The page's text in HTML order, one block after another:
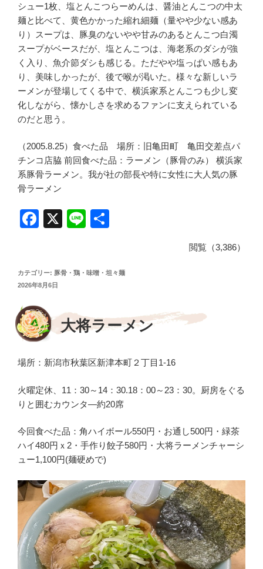
シュー1枚、塩とんこつらーめんは、醤油とんこつの中太
麺と比べて、黄色かかった縮れ細麺（量やや少ない感あ
り）スープは、豚臭のないやや甘みのあるとんこつ白濁
スープがベースだが、塩とんこつは、海老系のダシが強
く入り、魚介節ダシも感じる。ただやや塩っぱい感もあ
り、美味しかったが、後で喉が渇いた。様々な新しいラ
ーメンが登場してくる中で、横浜家系とんこつも少し変
化しながら、懐かしさを求めるファンに支えられている
のだと思う。
（2005.8.25）食べた品 場所：旧亀田町 亀田交差点パ
チンコ店脇 前回食べた品：ラーメン（豚骨のみ） 横浜家
系豚骨ラーメン。我が社の部長や特に女性に大人気の豚
骨ラーメン
F
e
b
o
o
X
Li
閲覧（3,386）
カテゴリー: 豚骨・鶏・味噌・坦々麺
投
日:
2026年8月6日
大将ラーメン
場所：新潟市秋葉区新津本町２丁目1-16
火曜定休、11：30～14：30.18：00～23：30。厨房をぐる
りと囲むカウンタ―約20席
今回食べた品：角ハイボール550円・お通し500円・緑茶
ハイ480円ｘ2・手作り餃子580円・大将ラーメンチャーシ
ュー1,100円(麺硬めで)